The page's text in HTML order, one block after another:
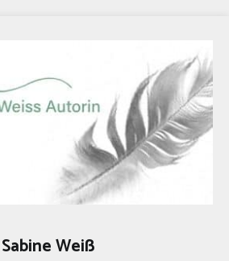
Sabine Weiß